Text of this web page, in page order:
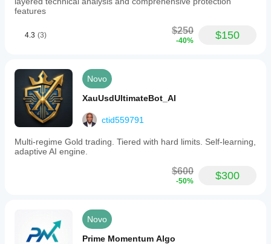
features
4.3 (3) $250
-40% $150
Novo
XauUsdUltimateBot_AI
ctid559791
Multi-regime Gold trading. Tiered with hard limits. Self-learning,
adaptive AI engine.
$600
-50% $300
Novo
Prime Momentum Algo